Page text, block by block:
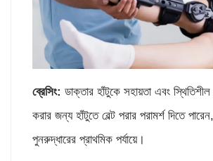
ব্রেসিং: ডাক্তার হাঁটুকে সহায়তা এবং
করার জন্য হাঁটুতে বেল্ট পরার পরামর্শ দিতে
পুনরুদ্ধারের প্রাথমিক পর্যায়ে।